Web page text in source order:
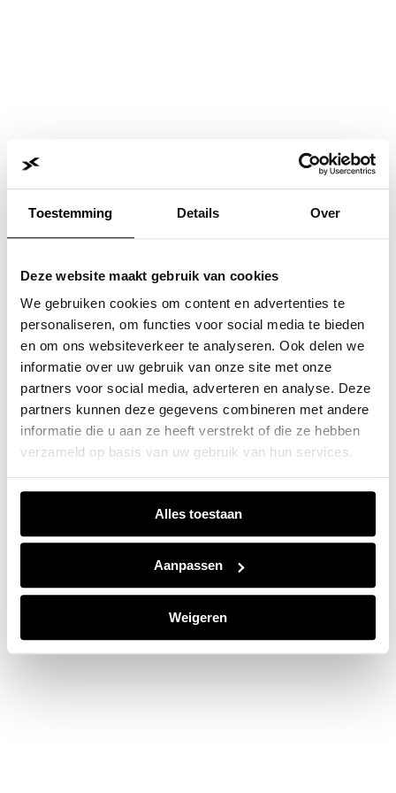
Toestemming Details Over
Deze website maakt gebruik van cookies
We gebruiken cookies om content en advertenties te
personaliseren, om functies voor social media te bieden
en om ons websiteverkeer te analyseren. Ook delen we
informatie over uw gebruik van onze site met onze
partners voor social media, adverteren en analyse. Deze
partners kunnen deze gegevens combineren met andere
informatie die u aan ze heeft verstrekt of die ze hebben
verzameld op basis van uw gebruik van hun services.
Alles toestaan
Aanpassen
Weigeren
Application error: a client-side exception has occurred while
loadingwww.jvk.nl(see the browser consolefor more
information).